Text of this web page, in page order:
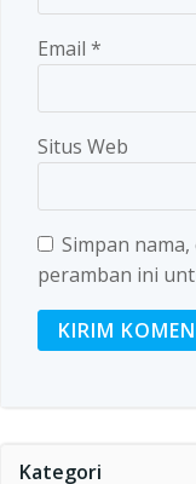
Email *
Situs Web
Simpan
peramban ini
Kategori